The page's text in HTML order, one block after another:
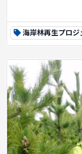
海岸林再生プロジ